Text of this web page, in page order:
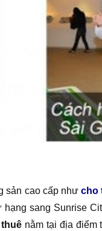
sản cao cấp như cho
sang Sunrise
nằm tại địa điểm